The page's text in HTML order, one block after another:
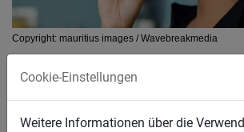
Cookie-Einstellungen
Weitere Informationen über die